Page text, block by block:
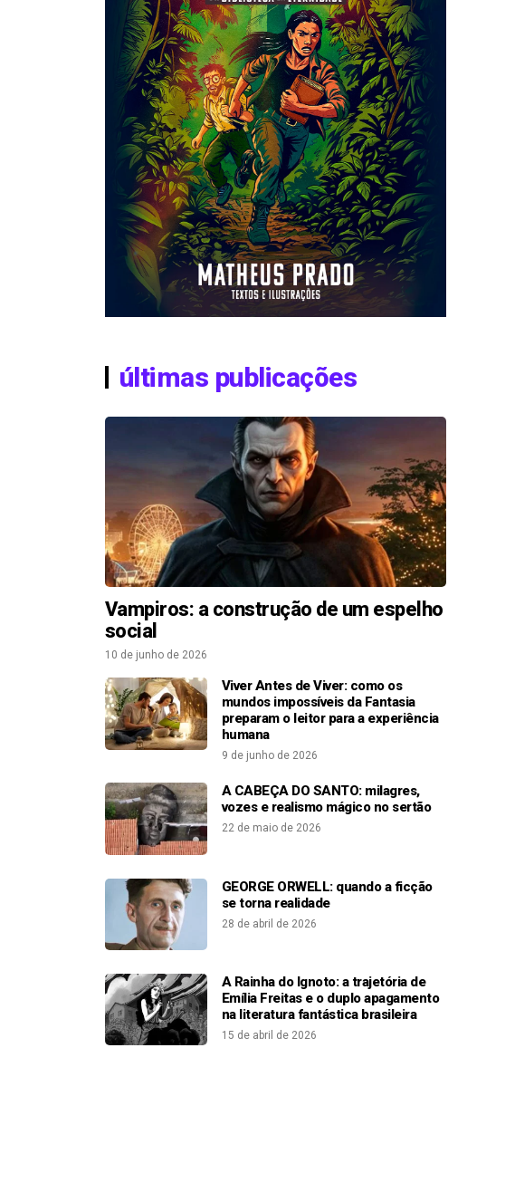
últimas publicações
Vampiros: a construção de um espelho
social
10 de junho de 2026
Viver Antes de Viver: como os
mundos impossíveis da Fantasia
preparam o leitor para a experiência
humana
9 de junho de 2026
A CABEÇA DO SANTO: milagres,
vozes e realismo mágico no sertão
22 de maio de 2026
GEORGE ORWELL: quando a ficção
se torna realidade
28 de abril de 2026
A Rainha do Ignoto: a trajetória de
Emília Freitas e o duplo apagamento
na literatura fantástica brasileira
15 de abril de 2026